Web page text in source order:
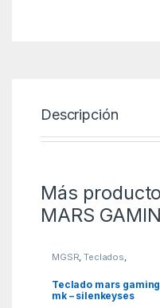
Descripción
Más
MARS
MGSR,Teclados,
Teclado mars gaming
mk – silenkeyses